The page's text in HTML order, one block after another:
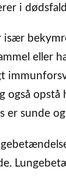
i
især
eller
også opstå
er sunde